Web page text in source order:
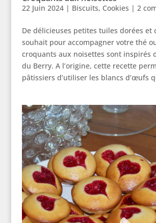
22 Juin 2024| Biscuits, Cookies | 2
De délicieuses petites tuiles dorées et
souhait pour accompagner votre thé
croquants aux noisettes sont inspirés
du Berry. A l’origine, cette recette
pâtissiers d’utiliser les blancs d’œufs